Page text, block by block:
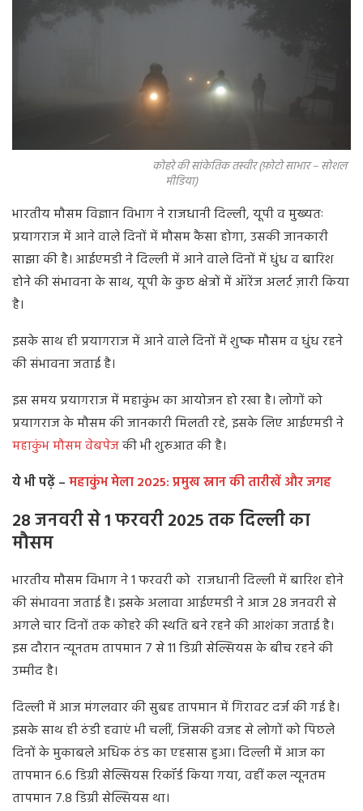
कोहरे की सांकेतिक तस्वीर (फ़ोटो साभार – सोशल
मीडिया)
भारतीय मौसम विज्ञान विभाग ने राजधानी दिल्ली, यूपी व मुख्यतः
प्रयागराज में आने वाले दिनों में मौसम कैसा होगा, उसकी जानकारी
साझा की है। आईएमडी ने दिल्ली में आने वाले दिनों में धुंध व बारिश
होने की संभावना के साथ, यूपी के कुछ क्षेत्रों में ऑरेंज अलर्ट ज़ारी किया
है।
इसके साथ ही प्रयागराज में आने वाले दिनों में शुष्क मौसम व धुंध रहने
की संभावना जताई है।
इस समय प्रयागराज में महाकुंभ का आयोजन हो रखा है। लोगों को
प्रयागराज के मौसम की जानकारी मिलती रहे, इसके लिए आईएमडी ने
महाकुंभ मौसम वेबपेजकी भी शुरुआत की है।
ये भी पढ़ें –महाकुंभ मेला 2025: प्रमुख स्नान की तारीखें और जगह
28 जनवरी से 1 फरवरी 2025 तक दिल्ली का
मौसम
भारतीय मौसम विभाग ने 1 फरवरी को राजधानी दिल्ली में बारिश होने
की संभावना जताई है। इसके अलावा आईएमडी ने आज 28 जनवरी से
अगले चार दिनों तक कोहरे की स्थति बने रहने की आशंका जताई है।
इस दौरान न्यूनतम तापमान 7 से 11 डिग्री सेल्सियस के बीच रहने की
उम्मीद है।
दिल्ली में आज मंगलवार की सुबह तापमान में गिरावट दर्ज की गई है।
इसके साथ ही ठंडी हवाएं भी चलीं, जिसकी वजह से लोगों को पिछले
दिनों के मुकाबले अधिक ठंड का एहसास हुआ। दिल्ली में आज का
तापमान 6.6 डिग्री सेल्सियस रिकॉर्ड किया गया, वहीं कल न्यूनतम
तापमान 7.8 डिग्री सेल्सियस था।